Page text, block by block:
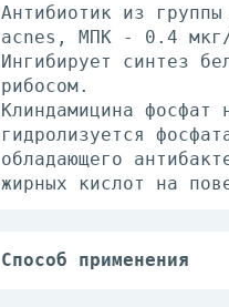
Антибиотик из
acnes, МПК - 0.4
Ингибирует синтез
рибосом.
Клиндамицина
гидролизуется
обладающего
жирных кислот на
Способ применения